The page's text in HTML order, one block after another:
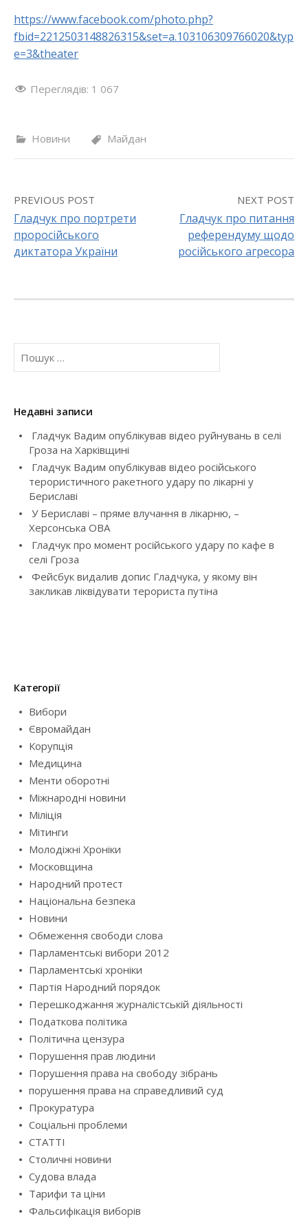
https://www.facebook.com/photo.php?
fbid=2212503148826315&set=a.103106309766020&typ
e=3&theater
Переглядів: 1 067
Новини Майдан
P
s
n
v
i
g
t
i
o
PREVIOUS POST
Гладчук про портрети
проросійського
диктатора України
NEXT POST
Гладчук про питання
референдуму щодо
російського агресора
П
ш
кНедавні записи
Гладчук Вадим опублікував відео руйнувань в селі
Гроза на Харківщині
Гладчук Вадим опублікував відео російського
терористичного ракетного удару по лікарні у
Бериславі
У Бериславі – пряме влучання в лікарню, –
Херсонська ОВА
Гладчук про момент російського удару по кафе в
селі Гроза
Фейсбук видалив допис Гладчука, у якому він
закликав ліквідувати терориста путіна
Категорії
Вибори
Євромайдан
Корупція
Медицина
Менти оборотні
Міжнародні новини
Міліція
Мітинги
Молодіжні Хроніки
Московщина
Народний протест
Національна безпека
Новини
Обмеження свободи слова
Парламентські вибори 2012
Парламентські хроніки
Партія Народний порядок
Перешкоджання журналістській діяльності
Податкова політика
Політична цензура
Порушення прав людини
Порушення права на свободу зібрань
порушення права на справедливий суд
Прокуратура
Соціальні проблеми
СТАТТІ
Столичні новини
Судова влада
Тарифи та ціни
Фальсифікація виборів